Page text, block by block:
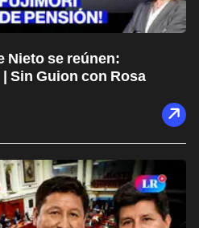
Nieto se reúnen:
Sin Guion con Rosa